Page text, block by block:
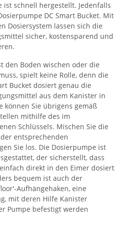
ist schnell hergestellt. Jedenfalls
DC Smart Bucket. Mit
Dosiersystem lassen sich die
sicher, kostensparend und
den Boden wischen oder die
spielt keine Rolle, denn die
Bucket dosiert genau die
aus dem Kanister in
können Sie übrigens gemäß
mithilfe des im
Schlüssels. Mischen Sie die
entsprechenden
Sie los. Die Dosierpumpe ist
der sicherstellt, dass
direkt in den Eimer dosiert
bequem ist auch der
Aufhängehaken, eine
mit deren Hilfe Kanister
Pumpe befestigt werden